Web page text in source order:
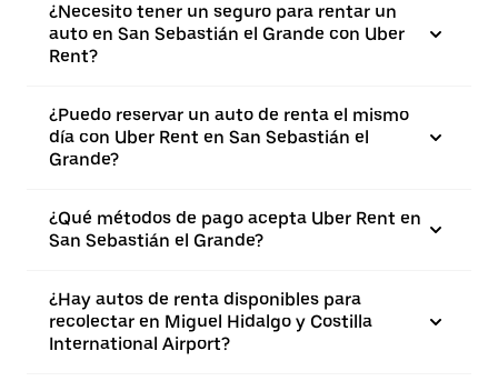
¿Necesito tener un seguro para rentar un
auto en San Sebastián el Grande con Uber
Rent?
¿Puedo reservar un auto de renta el mismo
día con Uber Rent en San Sebastián el
Grande?
¿Qué métodos de pago acepta Uber Rent en
San Sebastián el Grande?
¿Hay autos de renta disponibles para
recolectar en Miguel Hidalgo y Costilla
International Airport?